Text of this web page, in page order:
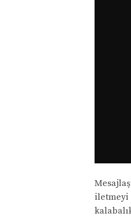
iletmeyi